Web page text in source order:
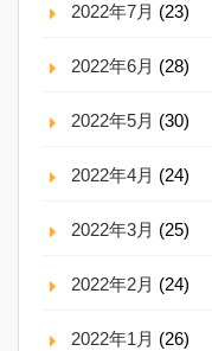
2022年7月 (23)
2022年6月 (28)
2022年5月 (30)
2022年4月 (24)
2022年3月 (25)
2022年2月 (24)
2022年1月 (26)